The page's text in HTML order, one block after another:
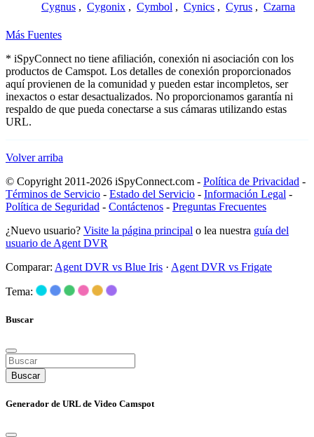
Cygnus , Cygonix , Cymbol , Cynics , Cyrus , Czarna
Más Fuentes
* iSpyConnect no tiene afiliación, conexión ni asociación con los
productos de Camspot. Los detalles de conexión proporcionados
aquí provienen de la comunidad y pueden estar incompletos, ser
inexactos o estar desactualizados. No proporcionamos garantía ni
respaldo de que pueda conectarse a sus cámaras utilizando estas
URL.
Volver arriba
© Copyright 2011-2026 iSpyConnect.com - Política de Privacidad -
Términos de Servicio - Estado del Servicio - Información Legal -
Política de Seguridad - Contáctenos - Preguntas Frecuentes
¿Nuevo usuario? Visite la página principal o lea nuestra guía del
usuario de Agent DVR
Comparar: Agent DVR vs Blue Iris · Agent DVR vs Frigate
Tema:
Buscar
Buscar
Generador de URL de Video Camspot